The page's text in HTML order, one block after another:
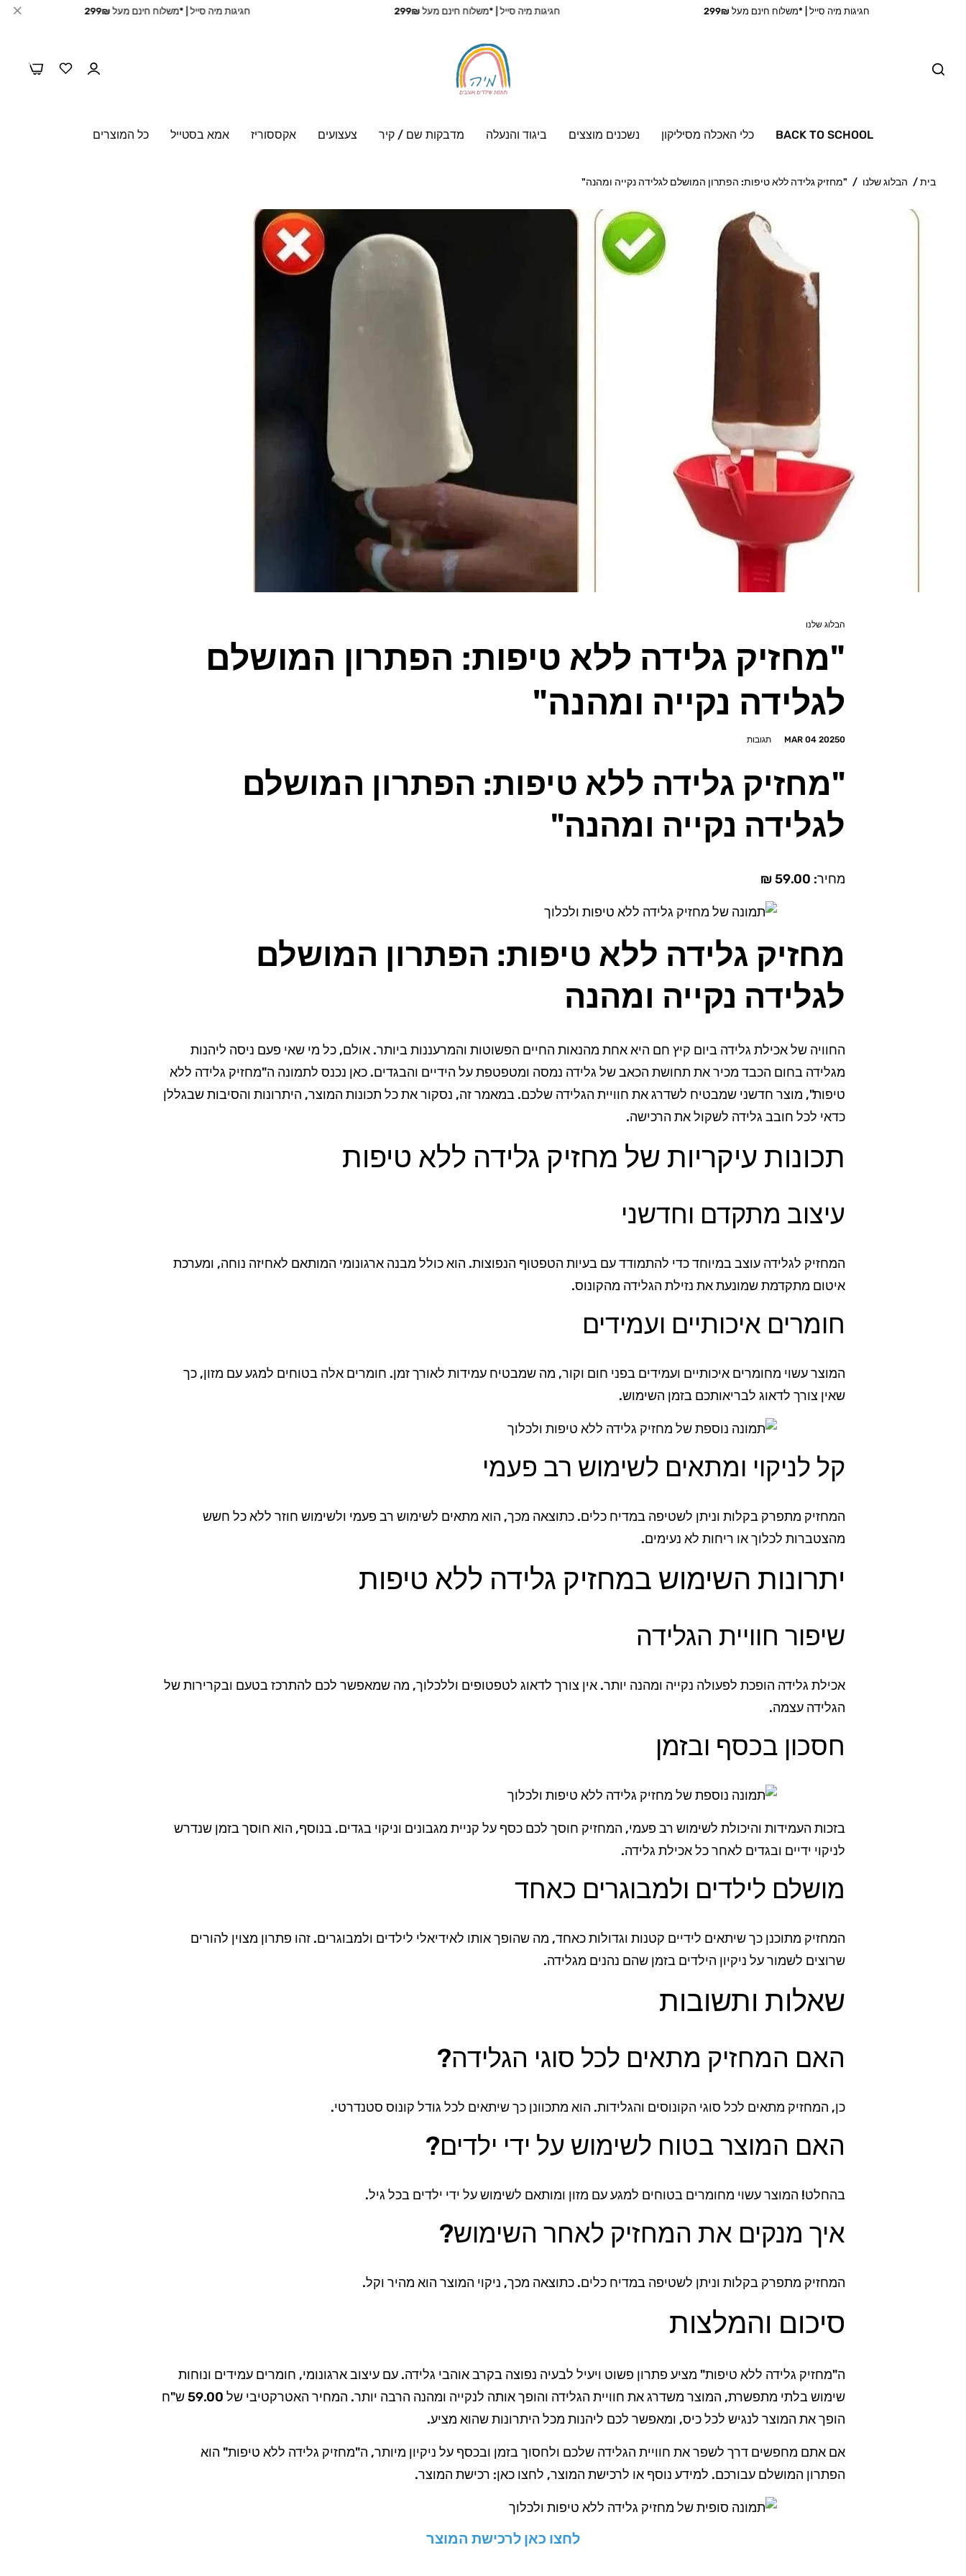
חגיגות מיה סייל | *משלוח חינם מעל 299₪ חגיגות מיה סייל | *משלוח חינם מעל 299₪ חגיגות מיה סייל | *משלוח חינם מעל 299₪
0
0
BACK TO SCHOOL כלי האכלה מסיליקון נשכנים מוצצים ביגוד והנעלה מדבקות שם / קיר צעצועים אקססוריז אמא בסטייל כל המוצרים
בית/ הבלוג שלנו / "מחזיק גלידה ללא טיפות: הפתרון המושלם לגלידה נקייה ומהנה"
הבלוג שלנו
"מחזיק גלידה ללא טיפות: הפתרון המושלם
לגלידה נקייה ומהנה"
MAR 04 20250 תגובות
"מחזיק גלידה ללא טיפות: הפתרון המושלם
לגלידה נקייה ומהנה"
מחיר:
מחזיק גלידה ללא טיפות: הפתרון המושלם
לגלידה נקייה ומהנה
החוויה של אכילת גלידה ביום קיץ חם היא אחת מהנאות החיים הפשוטות והמרעננות ביותר. אולם, כל מי שאי פעם ניסה ליהנות
מגלידה בחום הכבד מכיר את תחושת הכאב של גלידה נמסה ומטפטפת על הידיים והבגדים. כאן נכנס לתמונה ה"מחזיק גלידה ללא
טיפות", מוצר חדשני שמבטיח לשדרג את חוויית הגלידה שלכם. במאמר זה, נסקור את כל תכונות המוצר, היתרונות והסיבות שבגללן
כדאי לכל חובב גלידה לשקול את הרכישה.
תכונות עיקריות של מחזיק גלידה ללא טיפות
עיצוב מתקדם וחדשני
המחזיק לגלידה עוצב במיוחד כדי להתמודד עם בעיות הטפטוף הנפוצות. הוא כולל מבנה ארגונומי המותאם לאחיזה נוחה, ומערכת
איטום מתקדמת שמונעת את נזילת הגלידה מהקונוס.
חומרים איכותיים ועמידים
המוצר עשוי מחומרים איכותיים ועמידים בפני חום וקור, מה שמבטיח עמידות לאורך זמן. חומרים אלה בטוחים למגע עם מזון, כך
שאין צורך לדאוג לבריאותכם בזמן השימוש.
קל לניקוי ומתאים לשימוש רב פעמי
המחזיק מתפרק בקלות וניתן לשטיפה במדיח כלים. כתוצאה מכך, הוא מתאים לשימוש רב פעמי ולשימוש חוזר ללא כל חשש
מהצטברות לכלוך או ריחות לא נעימים.
יתרונות השימוש במחזיק גלידה ללא טיפות
שיפור חוויית הגלידה
אכילת גלידה הופכת לפעולה נקייה ומהנה יותר. אין צורך לדאוג לטפטופים וללכלוך, מה שמאפשר לכם להתרכז בטעם ובקרירות של
הגלידה עצמה.
חסכון בכסף ובזמן
בזכות העמידות והיכולת לשימוש רב פעמי, המחזיק חוסך לכם כסף על קניית מגבונים וניקוי בגדים. בנוסף, הוא חוסך בזמן שנדרש
לניקוי ידיים ובגדים לאחר כל אכילת גלידה.
מושלם לילדים ולמבוגרים כאחד
המחזיק מתוכנן כך שיתאים לידיים קטנות וגדולות כאחד, מה שהופך אותו לאידיאלי לילדים ולמבוגרים. זהו פתרון מצוין להורים
שרוצים לשמור על ניקיון הילדים בזמן שהם נהנים מגלידה.
שאלות ותשובות
האם המחזיק מתאים לכל סוגי הגלידה?
כן, המחזיק מתאים לכל סוגי הקונוסים והגלידות. הוא מתכוונן כך שיתאים לכל גודל קונוס סטנדרטי.
האם המוצר בטוח לשימוש על ידי ילדים?
בהחלט! המוצר עשוי מחומרים בטוחים למגע עם מזון ומותאם לשימוש על ידי ילדים בכל גיל.
איך מנקים את המחזיק לאחר השימוש?
המחזיק מתפרק בקלות וניתן לשטיפה במדיח כלים. כתוצאה מכך, ניקוי המוצר הוא מהיר וקל.
סיכום והמלצות
ה"מחזיק גלידה ללא טיפות" מציע פתרון פשוט ויעיל לבעיה נפוצה בקרב אוהבי גלידה. עם עיצוב ארגונומי, חומרים עמידים ונוחות
שימוש בלתי מתפשרת, המוצר משדרג את חוויית הגלידה והופך אותה לנקייה ומהנה הרבה יותר. המחיר האטרקטיבי של 59.00 ש"ח
הופך את המוצר לנגיש לכל כיס, ומאפשר לכם ליהנות מכל היתרונות שהוא מציע.
אם אתם מחפשים דרך לשפר את חוויית הגלידה שלכם ולחסוך בזמן ובכסף על ניקיון מיותר, ה"מחזיק גלידה ללא טיפות" הוא
הפתרון המושלם עבורכם. למידע נוסף או לרכישת המוצר, לחצו כאן: רכישת המוצר.
לחצו כאן לרכישת המוצר